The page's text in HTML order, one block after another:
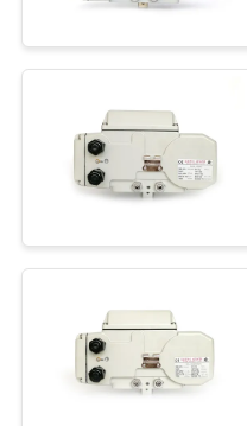
SITEMAP
PRIVACY
POLICY